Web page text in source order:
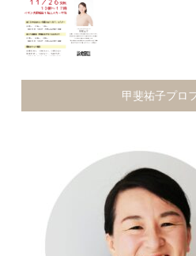
甲斐祐子プロ